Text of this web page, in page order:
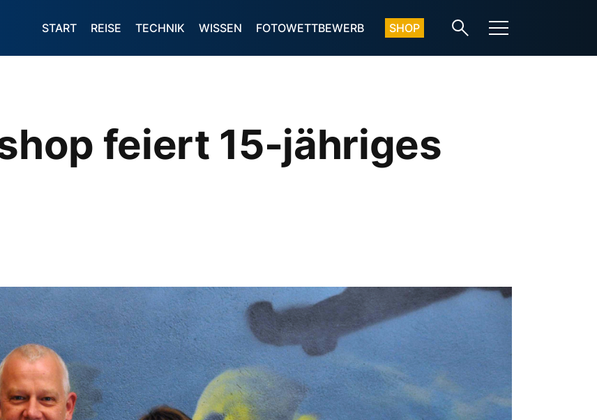
START REISE TECHNIK WISSEN FOTOWETTBEWERB SHOP
feiert 15-jähriges